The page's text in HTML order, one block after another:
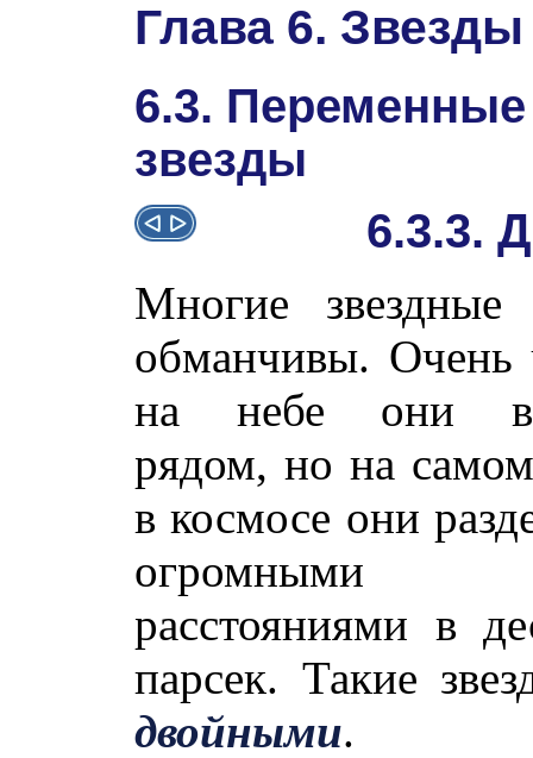
Глава 6. Звезды
6.3.
звезды
6.3.3.
Многие звездные
обманчивы. Очень
на небе они
рядом, но на
в космосе они
огромными
расстояниями в
парсек. Такие
двойными.